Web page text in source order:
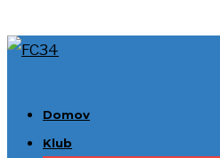
Domov
Klub